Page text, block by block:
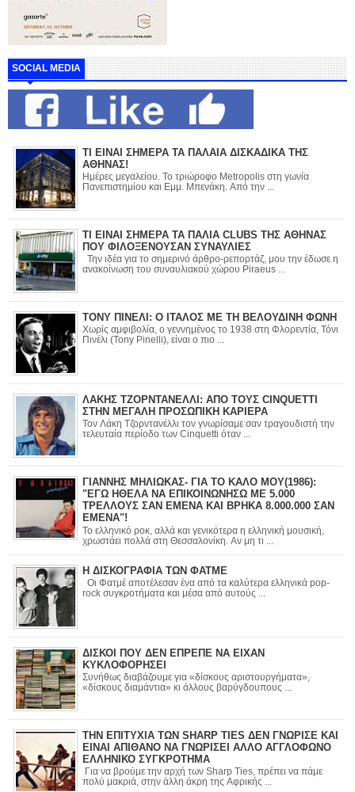
SOCIAL MEDIA
ΤΙ ΕΙΝΑΙ ΣΗΜΕΡΑ ΤΑ ΠΑΛΑΙΑ ΔΙΣΚΑΔΙΚΑ ΤΗΣ
ΑΘΗΝΑΣ!
Ημέρες μεγαλείου. Το τριώροφο Metropolis στη γωνία
Πανεπιστημίου και Εμμ. Μπενάκη. Από την ...
ΤΙ ΕΙΝΑΙ ΣΗΜΕΡΑ ΤΑ ΠΑΛΙΑ CLUBS ΤΗΣ ΑΘΗΝΑΣ
ΠΟΥ ΦΙΛΟΞΕΝΟΥΣΑΝ ΣΥΝΑΥΛΙΕΣ
Την ιδέα για το σημερινό άρθρο-ρεπορτάζ, μου την έδωσε η
ανακοίνωση του συναυλιακού χώρου Piraeus ...
ΤΟΝΥ ΠΙΝΕΛΙ: Ο ΙΤΑΛΟΣ ΜΕ ΤΗ ΒΕΛΟΥΔΙΝΗ ΦΩΝΗ
Χωρίς αμφιβολία, ο γεννημένος το 1938 στη Φλορεντία, Τόνι
Πινέλι (Tony Pinelli), είναι ο πιο ...
ΛΑΚΗΣ ΤΖΟΡΝΤΑΝΕΛΛΙ: ΑΠΟ ΤΟΥΣ CINQUETTI
ΣΤΗΝ ΜΕΓΑΛΗ ΠΡΟΣΩΠΙΚΗ ΚΑΡΙΕΡΑ
Τον Λάκη Τζορντανέλλι τον γνωρίσαμε σαν τραγουδιστή την
τελευταία περίοδο των Cinquetti όταν ...
ΓΙΑΝΝΗΣ ΜΗΛΙΩΚΑΣ- ΓΙΑ ΤΟ ΚΑΛΟ ΜΟΥ(1986):
"ΕΓΩ ΗΘΕΛΑ ΝΑ ΕΠΙΚΟΙΝΩΝΗΣΩ ΜΕ 5.000
ΤΡΕΛΛΟΥΣ ΣΑΝ ΕΜΕΝΑ ΚΑΙ ΒΡΗΚΑ 8.000.000 ΣΑΝ
ΕΜΕΝΑ"!
Το ελληνικό ροκ, αλλά και γενικότερα η ελληνική μουσική,
χρωστάει πολλά στη Θεσσαλονίκη. Αν μη τι ...
Η ΔΙΣΚΟΓΡΑΦΙΑ ΤΩΝ ΦΑΤΜΕ
Οι Φατμέ αποτέλεσαν ένα από τα καλύτερα ελληνικά pop-
rock συγκροτήματα και μέσα από αυτούς ...
ΔΙΣΚΟΙ ΠΟΥ ΔΕΝ ΕΠΡΕΠΕ ΝΑ ΕΙΧΑΝ
ΚΥΚΛΟΦΟΡΗΣΕΙ
Συνήθως διαβάζουμε για «δίσκους αριστουργήματα»,
«δίσκους διαμάντια» κι άλλους βαρύγδουπους ...
ΤΗΝ ΕΠΙΤΥΧΙΑ ΤΩΝ SHARP TIES ΔΕΝ ΓΝΩΡΙΣΕ ΚΑΙ
ΕΙΝΑΙ ΑΠΙΘΑΝΟ ΝΑ ΓΝΩΡΙΣΕΙ ΑΛΛΟ ΑΓΓΛΟΦΩΝΟ
ΕΛΛΗΝΙΚΟ ΣΥΓΚΡΟΤΗΜΑ
Για να βρούμε την αρχή των Sharp Ties, πρέπει να πάμε
πολύ μακριά, στην άλλη άκρη της Αφρικής ...